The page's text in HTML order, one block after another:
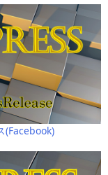
(Facebook)